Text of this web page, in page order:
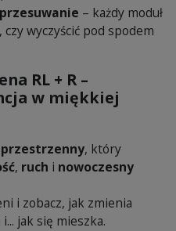
– każdy moduł
czy wyczyścić pod spodem
RL + R –
w miękkiej
, który
, ruch i nowoczesny
i zobacz, jak zmienia
jak się mieszka.